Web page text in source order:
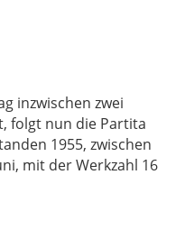
inzwischen zwei
folgt nun die Partita
1955, zwischen
mit der Werkzahl 16